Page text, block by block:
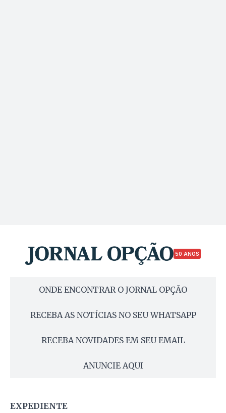
50 ANOS
ONDE ENCONTRAR O JORNAL OPÇÃO
RECEBA AS NOTÍCIAS NO SEU WHATSAPP
RECEBA NOVIDADES EM SEU EMAIL
ANUNCIE AQUI
EXPEDIENTE